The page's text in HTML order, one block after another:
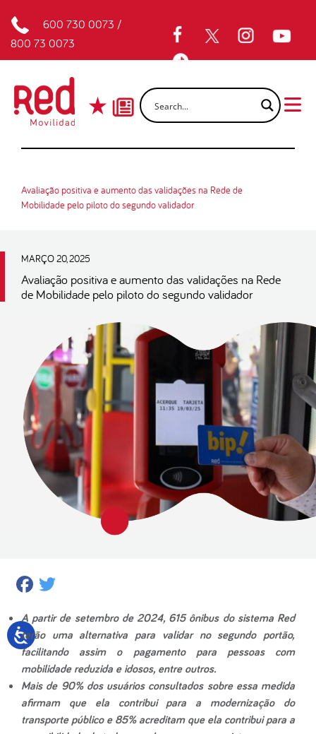
600 730 0073 /
800 73 0073
Avaliação positiva e aumento das validações na Rede de
Mobilidade pelo piloto do segundo validador
MARÇO 20, 2025
Avaliação positiva e aumento das validações na Rede
de Mobilidade pelo piloto do segundo validador
Facebook
A partir de setembro de 2024, 615 ônibus do sistema Red
terão uma alternativa para validar no segundo portão,
facilitando assim o pagamento para pessoas com
mobilidade reduzida e idosos, entre outros.
Mais de 90% dos usuários consultados sobre essa medida
afirmam que ela contribui para a modernização do
transporte público e 85% acreditam que ela contribui para a